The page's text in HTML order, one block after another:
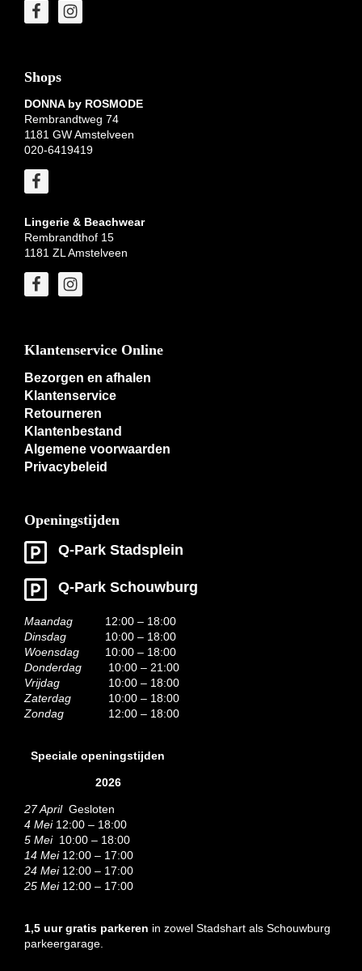
Shops
DONNA by ROSMODE
Rembrandtweg 74
1181 GW Amstelveen
020-6419419
Lingerie & Beachwear
Rembrandthof 15
1181 ZL Amstelveen
Klantenservice Online
Bezorgen en afhalen
Klantenservice
Retourneren
Klantenbestand
Algemene voorwaarden
Privacybeleid
Openingstijden
Q-Park Stadsplein
Q-Park Schouwburg
Maandag
12:00 – 18:00
Dinsdag
10:00 – 18:00
Woensdag
10:00 – 18:00
Donderdag
10:00 – 21:00
Vrijdag
10:00 – 18:00
Zaterdag
10:00 – 18:00
Zondag
12:00 – 18:00
Speciale openingstijden
2026
27 AprilGesloten
4 Mei12:00 – 18:00
5 Mei10:00 – 18:00
14 Mei12:00 – 17:00
24 Mei12:00 – 17:00
25 Mei 12:00 – 17:00
1,5 uur gratis parkeren in zowel Stadshart als Schouwburg
parkeergarage.